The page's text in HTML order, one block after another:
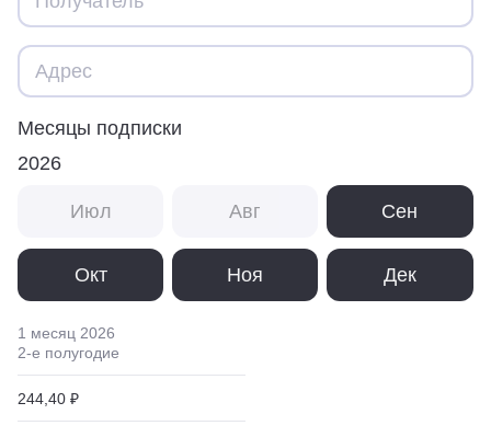
Месяцы подписки
2026
Июл Авг Сен
Окт Ноя Дек
1 месяц 2026
2-е полугодие
244,40 ₽